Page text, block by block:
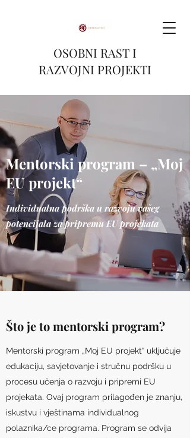
OSOBNI RAST I
RAZVOJNI PROJEKTI
Mentorski program – „Moj
EU projekt“
Individualna podrška u razvoju vašeg
potencijala za pripremu EU projekata
Što je to mentorski program?
Mentorski program „Moj EU projekt“ uključuje
edukaciju, savjetovanje i stručnu podršku u
procesu učenja o razvoju i pripremi EU
projekata. Ovaj program prilagođen je znanju,
iskustvu i vještinama individualnog
polaznika/ce programa. Program se odvija